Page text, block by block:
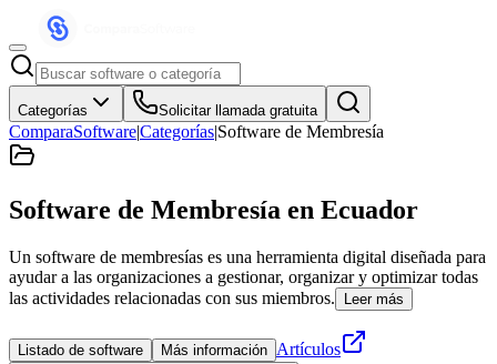
Categorías Solicitar llamada gratuita
ComparaSoftware|Categorías|Software de Membresía
Software de Membresía en Ecuador
Un software de membresías es una herramienta digital diseñada para
ayudar a las organizaciones a gestionar, organizar y optimizar todas
las actividades relacionadas con sus miembros.
Leer más
Listado de software Más información Artículos